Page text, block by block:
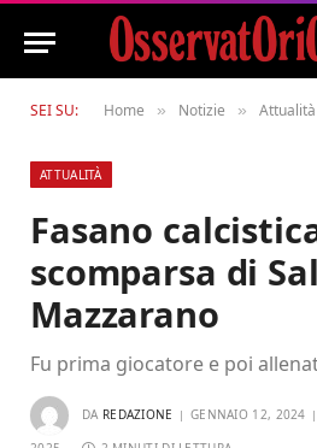
SEI SU: Home » Notizie » Attualità
ATTUALITÀ
Fasano
scomparsa di
Mazzarano
Fu prima giocatore e poi
DA REDAZIONE GENNAIO 12, 2024